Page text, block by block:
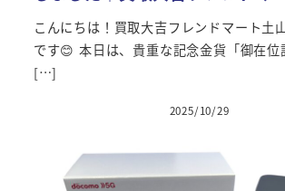
こんにちは！買取大吉フレンドマート土
です😊 本日は、貴重な記念金貨「御在位
[…]
投稿日
2025/10/29